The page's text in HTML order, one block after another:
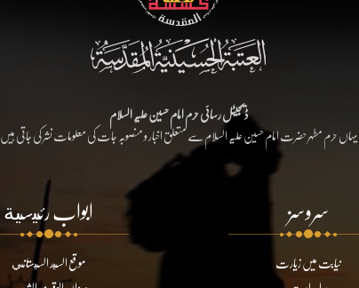
ڈیجیٹل رسائی حرم امام حسین علیہ السلام
یہاں حرم مطہر حضرت امام حسین علیہ السلام سے متعلق اخبار و منصوبہ جات کی معلومات نشر کی جاتی ہیں
سروسز
نیابت میں زیارت
ابواب رئيسية
موقع السيد السيستاني